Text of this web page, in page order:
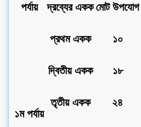
পর্যায় দ্রব্যের একক মোট উপযোগ
১ম পর্যায়
প্রথম একক ১০
দ্বিতীয় একক ১৮
তৃতীয় একক ২৪